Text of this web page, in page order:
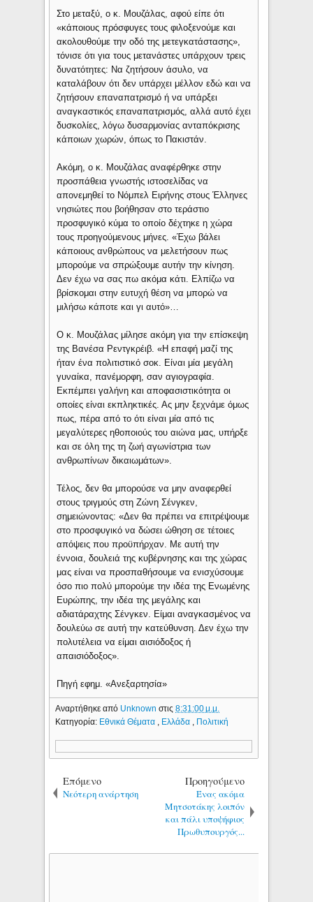
Στο μεταξύ, ο κ. Μουζάλας, αφού είπε ότι
«κάποιους πρόσφυγες τους φιλοξενούμε και
ακολουθούμε την οδό της μετεγκατάστασης»,
τόνισε ότι για τους μετανάστες υπάρχουν τρεις
δυνατότητες: Να ζητήσουν άσυλο, να
καταλάβουν ότι δεν υπάρχει μέλλον εδώ και να
ζητήσουν επαναπατρισμό ή να υπάρξει
αναγκαστικός επαναπατρισμός, αλλά αυτό έχει
δυσκολίες, λόγω δυσαρμονίας ανταπόκρισης
κάποιων χωρών, όπως το Πακιστάν.
Ακόμη, ο κ. Μουζάλας αναφέρθηκε στην
προσπάθεια γνωστής ιστοσελίδας να
απονεμηθεί το Νόμπελ Ειρήνης στους Έλληνες
νησιώτες που βοήθησαν στο τεράστιο
προσφυγικό κύμα το οποίο δέχτηκε η χώρα
τους προηγούμενους μήνες. «Έχω βάλει
κάποιους ανθρώπους να μελετήσουν πως
μπορούμε να σπρώξουμε αυτήν την κίνηση.
Δεν έχω να σας πω ακόμα κάτι. Ελπίζω να
βρίσκομαι στην ευτυχή θέση να μπορώ να
μιλήσω κάποτε και γι αυτό»…
Ο κ. Μουζάλας μίλησε ακόμη για την επίσκεψη
της Βανέσα Ρεντγκρέιβ. «Η επαφή μαζί της
ήταν ένα πολιτιστικό σοκ. Είναι μία μεγάλη
γυναίκα, πανέμορφη, σαν αγιογραφία.
Εκπέμπει γαλήνη και αποφασιστικότητα οι
οποίες είναι εκπληκτικές. Ας μην ξεχνάμε όμως
πως, πέρα από το ότι είναι μία από τις
μεγαλύτερες ηθοποιούς του αιώνα μας, υπήρξε
και σε όλη της τη ζωή αγωνίστρια των
ανθρωπίνων δικαιωμάτων».
Τέλος, δεν θα μπορούσε να μην αναφερθεί
στους τριγμούς στη Ζώνη Σένγκεν,
σημειώνοντας: «Δεν θα πρέπει να επιτρέψουμε
στο προσφυγικό να δώσει ώθηση σε τέτοιες
απόψεις που προϋπήρχαν. Με αυτή την
έννοια, δουλειά της κυβέρνησης και της χώρας
μας είναι να προσπαθήσουμε να ενισχύσουμε
όσο πιο πολύ μπορούμε την ιδέα της Ενωμένης
Ευρώπης, την ιδέα της μεγάλης και
αδιατάραχτης Σένγκεν. Είμαι αναγκασμένος να
δουλεύω σε αυτή την κατεύθυνση. Δεν έχω την
πολυτέλεια να είμαι αισιόδοξος ή
απαισιόδοξος».
Πηγή εφημ. «Ανεξαρτησία»
Αναρτήθηκε από Unknownστις8:31:00 μ.μ.
Κατηγορία: Εθνικά Θέματα , Ελλάδα , Πολιτική
Επόμενο
Νεότερη ανάρτηση
Προηγούμενο
Ένας ακόμα
Μητσοτάκης λοιπόν
και πάλι υποψήφιος
Πρωθυπουργός...